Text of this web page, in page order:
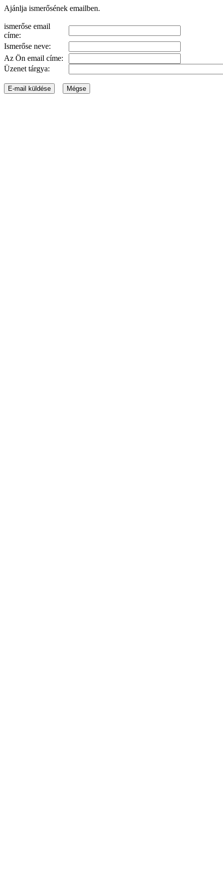
Ajánlja ismerősének emailben.
ismerőse email
címe:
Ismerőse neve:
Az Ön email címe:
Üzenet tárgya: